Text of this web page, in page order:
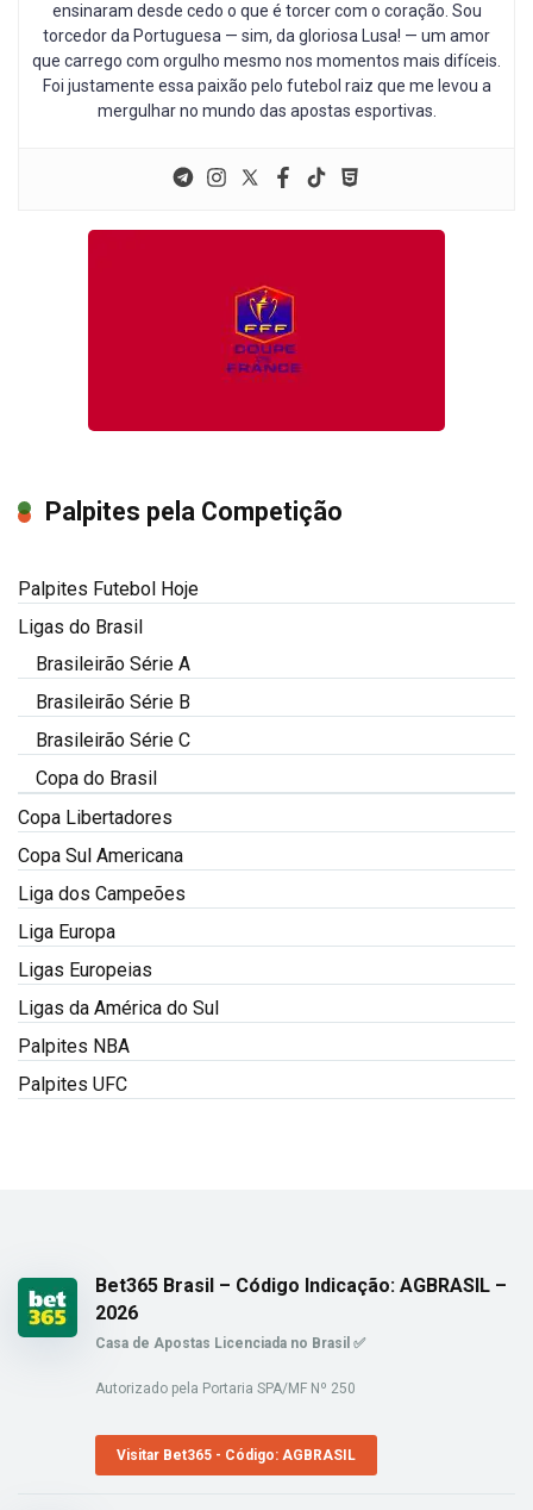
ensinaram desde cedo o que é torcer com o coração. Sou
torcedor da Portuguesa — sim, da gloriosa Lusa! — um amor
que carrego com orgulho mesmo nos momentos mais difíceis.
Foi justamente essa paixão pelo futebol raiz que me levou a
mergulhar no mundo das apostas esportivas.
Palpites pela Competição
Palpites Futebol Hoje
Ligas do Brasil
Brasileirão Série A
Brasileirão Série B
Brasileirão Série C
Copa do Brasil
Copa Libertadores
Copa Sul Americana
Liga dos Campeões
Liga Europa
Ligas Europeias
Ligas da América do Sul
Palpites NBA
Palpites UFC
Bet365 Brasil – Código Indicação: AGBRASIL –
2026
Casa de Apostas Licenciada no Brasil ✅
Autorizado pela Portaria SPA/MF Nº 250
Visitar Bet365 - Código: AGBRASIL